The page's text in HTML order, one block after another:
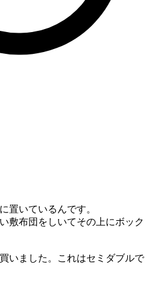
置いているんです。
敷布団をしいてその上にボック
いました。これはセミダブルで